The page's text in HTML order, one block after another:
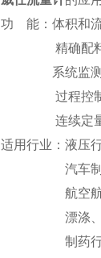
功 能：体积
精确配料
系统监测、
过程控制
连续定量
适用行业：液
汽车制
航空航
漂涤、涂
制药行